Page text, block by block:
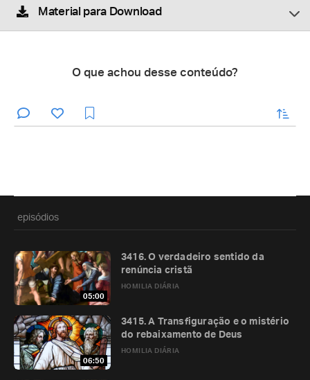
Material para Download
O que achou desse conteúdo?
enviar
episódios
05:00
HOMILIA DIÁRIA
3416. O verdadeiro sentido da
renúncia cristã
06:50
HOMILIA DIÁRIA
3415. A Transfiguração e o mistério
do rebaixamento de Deus